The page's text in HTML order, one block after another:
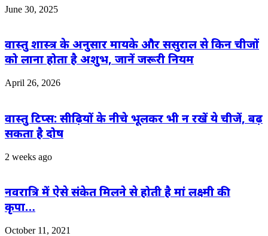
June 30, 2025
वास्तु शास्त्र के अनुसार मायके और ससुराल से किन चीजों
को लाना होता है अशुभ, जानें जरूरी नियम
April 26, 2026
वास्तु टिप्स: सीढ़ियों के नीचे भूलकर भी न रखें ये चीजें, बढ़
सकता है दोष
2 weeks ago
नवरात्रि में ऐसे संकेत मिलने से होती है मां लक्ष्मी की
कृपा…
October 11, 2021